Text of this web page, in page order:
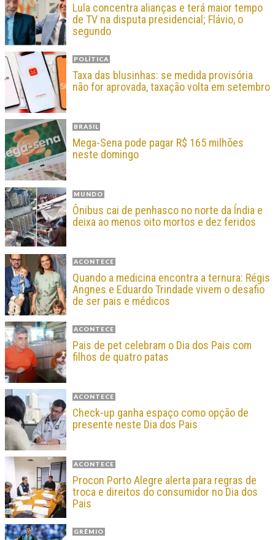
Lula concentra alianças e terá maior tempo
de TV na disputa presidencial; Flávio, o
segundo
POLÍTICA
Taxa das blusinhas: se medida provisória
não for aprovada, taxação volta em setembro
BRASIL
Mega-Sena pode pagar R$ 165 milhões
neste domingo
MUNDO
Ônibus cai de penhasco no norte da Índia e
deixa ao menos oito mortos e dez feridos
ACONTECE
Quando a medicina encontra a ternura: Régis
Angnes e Eduardo Trindade vivem o desafio
de ser pais e médicos
ACONTECE
Pais de pet celebram o Dia dos Pais com
filhos de quatro patas
ACONTECE
Check-up ganha espaço como opção de
presente neste Dia dos Pais
ACONTECE
Procon Porto Alegre alerta para regras de
troca e direitos do consumidor no Dia dos
Pais
GRÊMIO